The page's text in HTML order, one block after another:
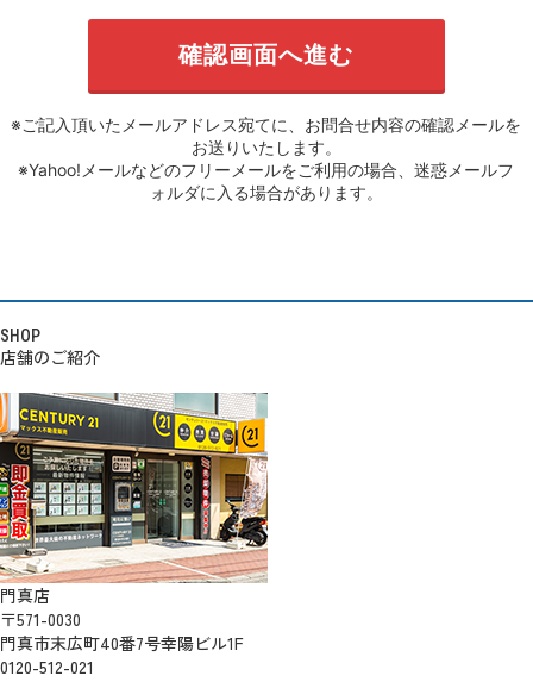
※ご記入頂いたメールアドレス宛てに、お問合せ内容の確認メールを
お送りいたします。
※Yahoo!メールなどのフリーメールをご利用の場合、迷惑メールフ
ォルダに入る場合があります。
SHOP
店舗のご紹介
門真店
〒571-0030
門真市末広町40番7号幸陽ビル1F
0120-512-021